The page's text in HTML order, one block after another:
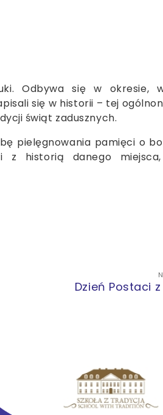
Odbywa się w okresie,
się w historii – tej
świąt zadusznych.
pielęgnowania pamięci o
z historią danego miejsca,
Dzień Postaci